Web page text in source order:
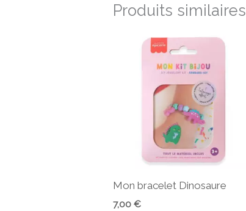
Produits similaires
Mon bracelet Dinosaure
7,00€